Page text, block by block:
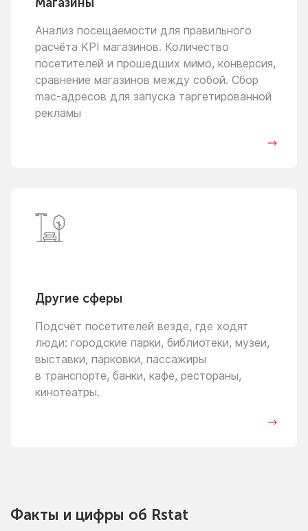
Анализ посещаемости для правильного
расчёта KPI магазинов. Количество
посетителей и прошедших мимо, конверсия,
сравнение магазинов между собой. Сбор
mac-адресов для запуска таргетированной
рекламы
Другие сферы
Подсчёт посетителей везде, где ходят
люди: городские парки, библиотеки, музеи,
выставки, парковки, пассажиры
в транспорте, банки, кафе, рестораны,
кинотеатры.
Факты и цифры об Rstat